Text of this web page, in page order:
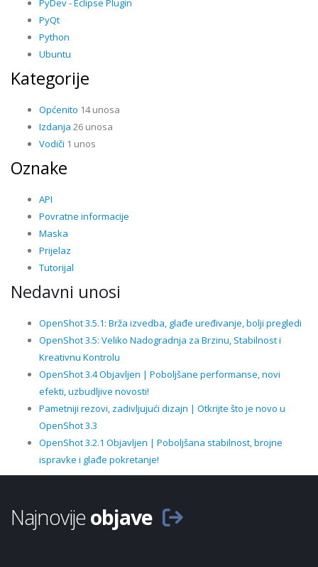
PyDev - Eclipse Plugin
PyQt
Python
Ubuntu
Kategorije
Općenito 14 unosa
Izdanja 26 unosa
Vodiči 1 unos
Oznake
API
Povratne informacije
Maska
Prijelaz
Tutorijal
Nedavni unosi
OpenShot 3.5.1: Brža izvedba, glađe uređivanje, bolji pregledi
OpenShot 3.5: Veliko Nadogradnja za Brzinu, Stabilnost i
Kreativnu Kontrolu
OpenShot 3.4 Objavljen | Poboljšane performanse, novi
efekti, uzbudljive novosti!
Pametniji rezovi, zadivljujući dizajn | Otkrijte što je novo u
OpenShot 3.3
OpenShot 3.2.1 Objavljen | Poboljšana stabilnost, brojne
ispravke i glađe pokretanje!
Najnovijeobjave